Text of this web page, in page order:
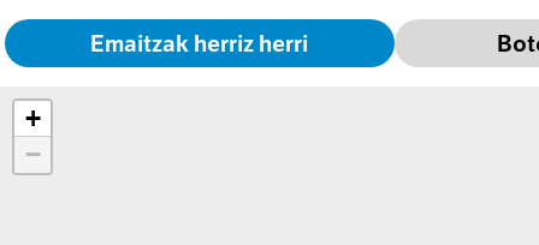
Emaitzak herriz herri
+
−